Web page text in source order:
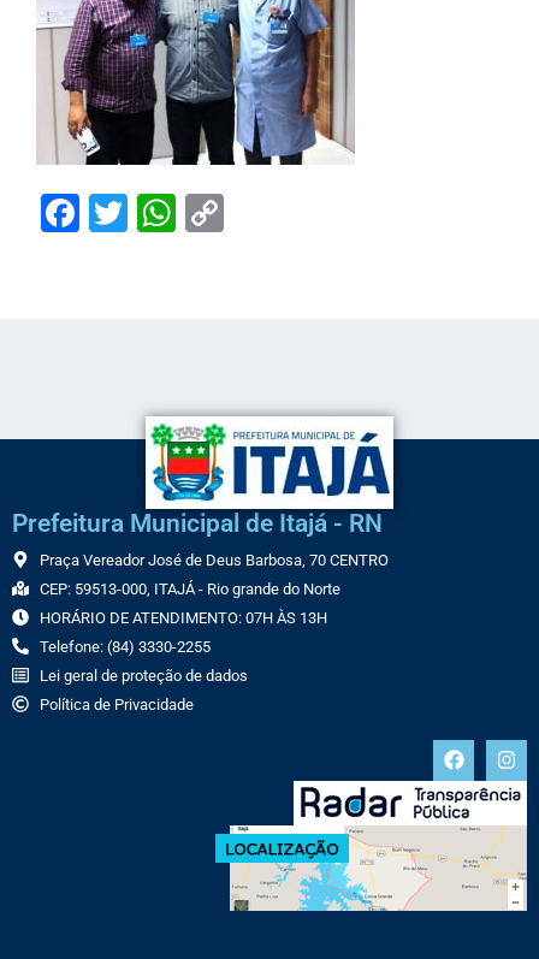
Facebook
TwitterWhatsApp
Prefeitura Municipal de Itajá - RN
Praça Vereador José de Deus Barbosa, 70 CENTRO
CEP: 59513-000, ITAJÁ - Rio grande do Norte
HORÁRIO DE ATENDIMENTO: 07H ÀS 13H
Telefone: (84) 3330-2255
Lei geral de proteção de dados
Política de Privacidade